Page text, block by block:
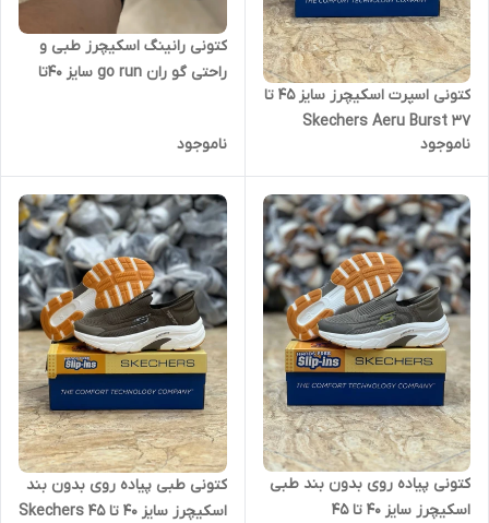
کتونی اسپرت اسکیچرز سایز 45 تا
37 Skechers Aeru Burst
ناموجود
کتونی رانینگ اسکیچرز طبی و
راحتی گو ران go run سایز ۴۰تا
ناموجود
کتونی پیاده روی بدون بند طبی
اسکیچرز سایز 40 تا 45
کتونی طبی پیاده روی بدون بند
اسکیچرز سایز 40 تا 45 Skechers